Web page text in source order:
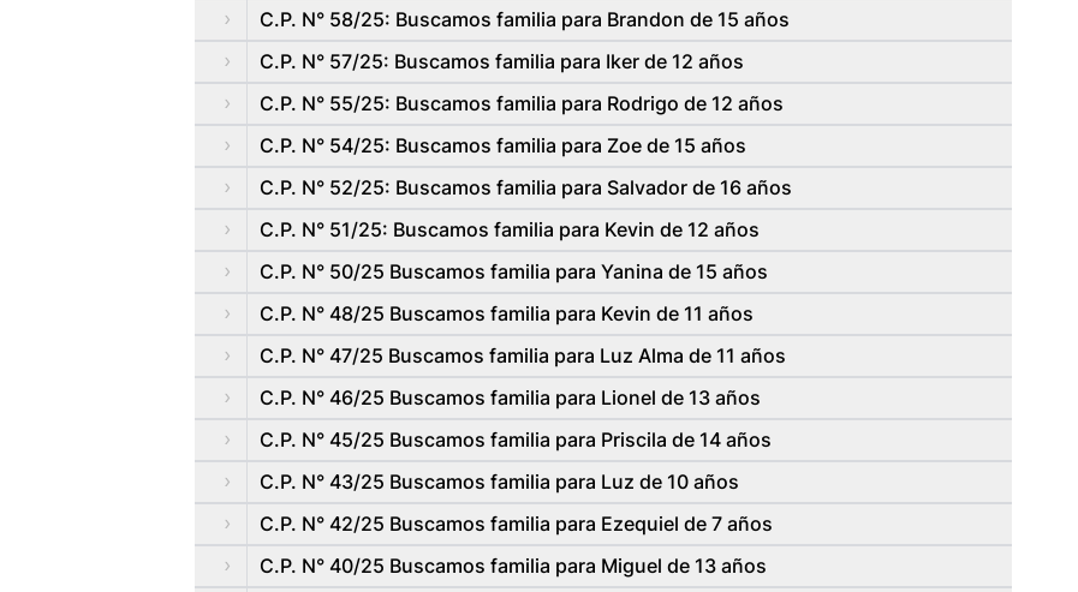
C.P. N° 58/25: Buscamos familia para Brandon de 15 años
C.P. N° 57/25: Buscamos familia para Iker de 12 años
C.P. N° 55/25: Buscamos familia para Rodrigo de 12 años
C.P. N° 54/25: Buscamos familia para Zoe de 15 años
C.P. N° 52/25: Buscamos familia para Salvador de 16 años
C.P. N° 51/25: Buscamos familia para Kevin de 12 años
C.P. N° 50/25 Buscamos familia para Yanina de 15 años
C.P. N° 48/25 Buscamos familia para Kevin de 11 años
C.P. N° 47/25 Buscamos familia para Luz Alma de 11 años
C.P. N° 46/25 Buscamos familia para Lionel de 13 años
C.P. N° 45/25 Buscamos familia para Priscila de 14 años
C.P. N° 43/25 Buscamos familia para Luz de 10 años
C.P. N° 42/25 Buscamos familia para Ezequiel de 7 años
C.P. N° 40/25 Buscamos familia para Miguel de 13 años